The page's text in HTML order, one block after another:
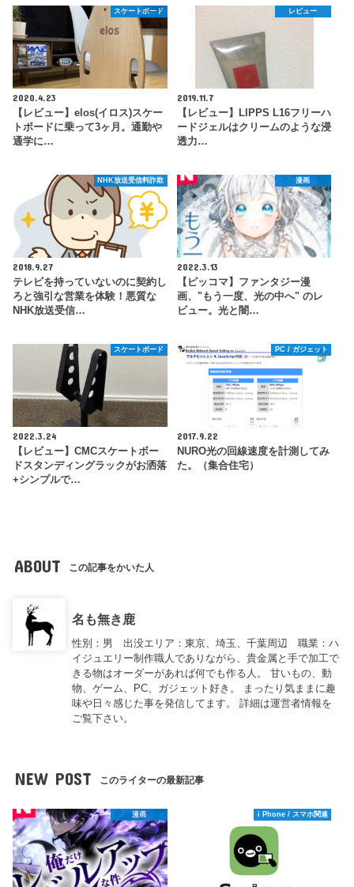
スケートボード
2020.4.23
【レビュー】elos(イロス)スケー
トボードに乗って3ヶ月。通勤や
通学に…
レビュー
2019.11.7
【レビュー】LIPPS L16フリーハ
ードジェルはクリームのような浸
透力…
NHK放送受信料詐欺
2018.9.27
テレビを持っていないのに契約し
ろと強引な営業を体験！悪質な
NHK放送受信…
漫画
2022.3.13
【ピッコマ】ファンタジー漫
画、"もう一度、光の中へ" のレ
ビュー。光と闇…
スケートボード
2022.3.24
【レビュー】CMCスケートボー
ドスタンディングラックがお洒落
+シンプルで…
PC / ガジェット
2017.9.22
NURO光の回線速度を計測してみ
た。（集合住宅）
ABOUT この記事をかいた人
名も無き鹿
性別：男 出没エリア：東京、埼玉、千葉周辺 職業：ハ
イジュエリー制作職人でありながら、貴金属と手で加工で
きる物はオーダーがあれば何でも作る人。 甘いもの、動
物、ゲーム、PC、ガジェット好き。 まったり気ままに趣
味や日々感じた事を発信してます。 詳細は運営者情報を
ご覧下さい。
NEW POST このライターの最新記事
漫画 i Phone / スマホ関連